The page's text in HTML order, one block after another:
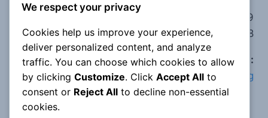
Teléfono:
(+57) 314 209 6359
(+57) 320 356 1488
e-mail:
corpoclaretiananpb@corporacionclaretiana.org
We respect your privacy
Cookies help us improve your experience,
deliver personalized content, and analyze
traffic. You can choose which cookies to allow
by clicking Customize. Click Accept All to
consent or Reject All to decline non-essential
cookies.